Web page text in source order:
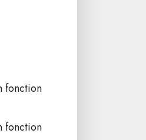
fonction
fonction